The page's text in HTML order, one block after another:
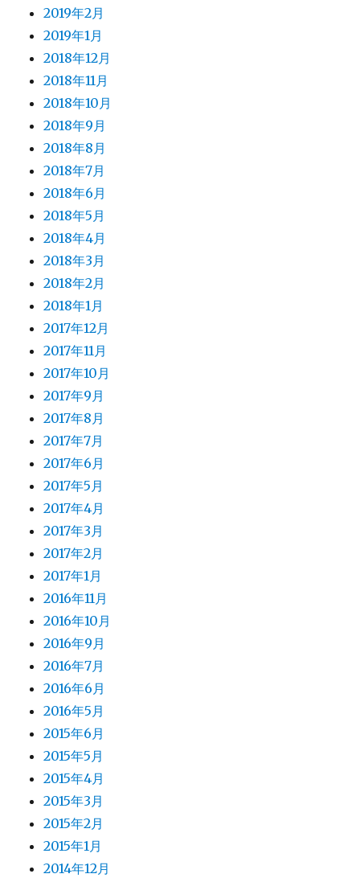
2019年2月
2019年1月
2018年12月
2018年11月
2018年10月
2018年9月
2018年8月
2018年7月
2018年6月
2018年5月
2018年4月
2018年3月
2018年2月
2018年1月
2017年12月
2017年11月
2017年10月
2017年9月
2017年8月
2017年7月
2017年6月
2017年5月
2017年4月
2017年3月
2017年2月
2017年1月
2016年11月
2016年10月
2016年9月
2016年7月
2016年6月
2016年5月
2015年6月
2015年5月
2015年4月
2015年3月
2015年2月
2015年1月
2014年12月